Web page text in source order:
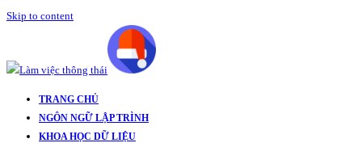
Skip to content
TRANG CHỦ
NGÔN NGỮ LẬP TRÌNH
KHOA HỌC DỮ LIỆU